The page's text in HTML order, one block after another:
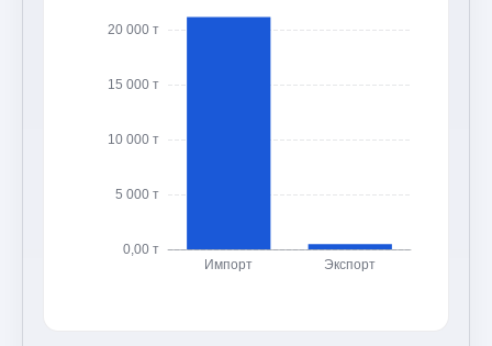
0,00 т
5 000 т
10 000 т
15 000 т
20 000 т
Импорт Экспорт